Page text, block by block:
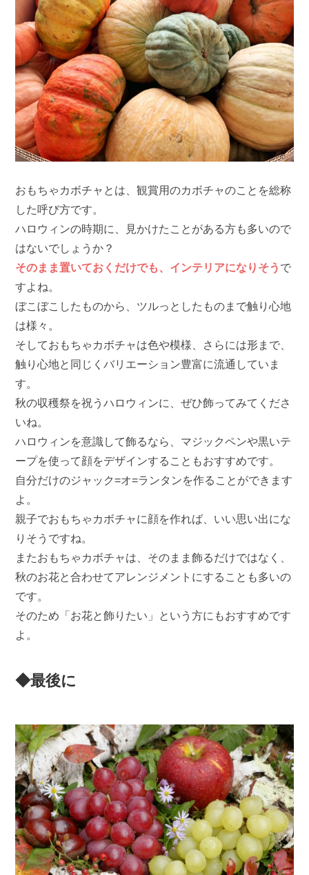
おもちゃカボチャとは、観賞用のカボチャのことを総称
した呼び方です。
ハロウィンの時期に、見かけたことがある方も多いので
はないでしょうか？
そのまま置いておくだけでも、インテリアになりそう で
すよね。
ぼこぼこしたものから、ツルっとしたものまで触り心地
は様々。
そしておもちゃカボチャは色や模様、さらには形まで、
触り心地と同じくバリエーション豊富に流通していま
す。
秋の収穫祭を祝うハロウィンに、ぜひ飾ってみてくださ
いね。
ハロウィンを意識して飾るなら、マジックペンや黒いテ
ープを使って顔をデザインすることもおすすめです。
自分だけのジャック=オ=ランタンを作ることができます
よ。
親子でおもちゃカボチャに顔を作れば、いい思い出にな
りそうですね。
またおもちゃカボチャは、そのまま飾るだけではなく、
秋のお花と合わせてアレンジメントにすることも多いの
です。
そのため「お花と飾りたい」という方にもおすすめです
よ。
◆最後に